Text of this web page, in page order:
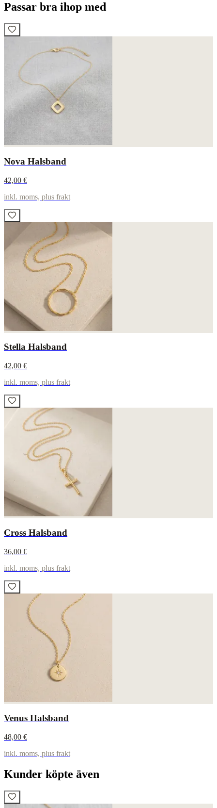
Passar bra ihop med
Nova Halsband
42,00 €
inkl. moms, plus frakt
Stella Halsband
42,00 €
inkl. moms, plus frakt
Cross Halsband
36,00 €
inkl. moms, plus frakt
Venus Halsband
48,00 €
inkl. moms, plus frakt
Kunder köpte även